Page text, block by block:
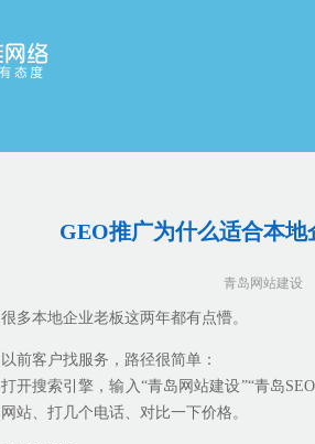
GEO推广为什么适合本
青岛网站建设
很多本地企业老板这两年都有点懵。
以前客户找服务，路径很简单：
打开搜索引擎，输入“青岛网站建设”“青岛
网站、打几个电话、对比一下价格。